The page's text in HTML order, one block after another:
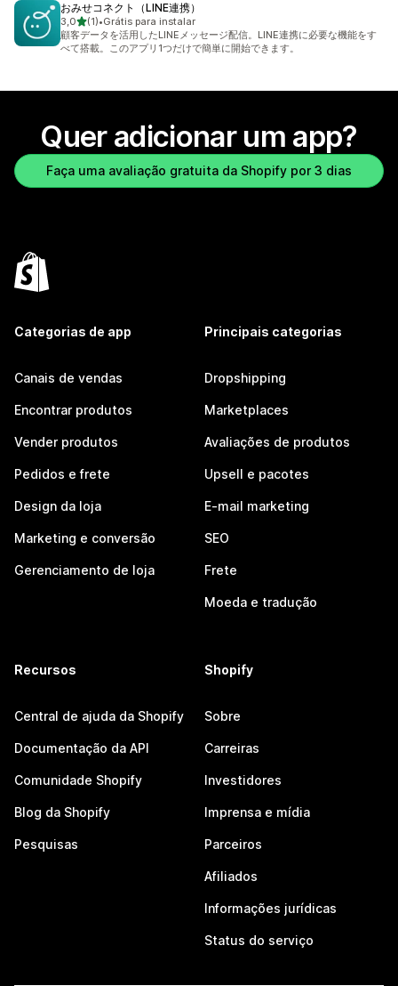
おみせコネクト（LINE連携）
3,0de 5 estrelas
(1)
1 avaliações ao todo
•Grátis para instalar
顧客データを活用したLINEメッセージ配信。LINE連携に必要な機能をす
べて搭載。このアプリ1つだけで簡単に開始できます。
Quer adicionar um app?
Faça uma avaliação gratuita da Shopify por 3 dias
Categorias de app
Canais de vendas
Encontrar produtos
Vender produtos
Pedidos e frete
Design da loja
Marketing e conversão
Gerenciamento de loja
Principais categorias
Dropshipping
Marketplaces
Avaliações de produtos
Upsell e pacotes
E-mail marketing
SEO
Frete
Moeda e tradução
Recursos
Central de ajuda da Shopify
Documentação da API
Comunidade Shopify
Blog da Shopify
Pesquisas
Shopify
Sobre
Carreiras
Investidores
Imprensa e mídia
Parceiros
Afiliados
Informações jurídicas
Status do serviço